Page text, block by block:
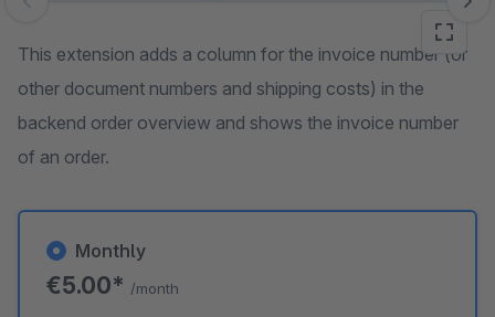
Skip image gallery
This extension adds a column for the invoice number (or
other document numbers and shipping costs) in the
backend order overview and shows the invoice number
of an order.
Monthly
€5.00* /month